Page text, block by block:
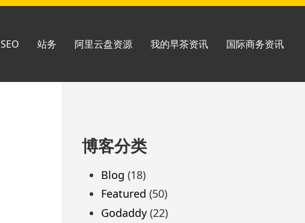
SEO 站务 阿里云盘资源 我的早茶资讯 国际商务资讯
至
脚
博客分类
Blog (18)
Featured (50)
Godaddy(22)